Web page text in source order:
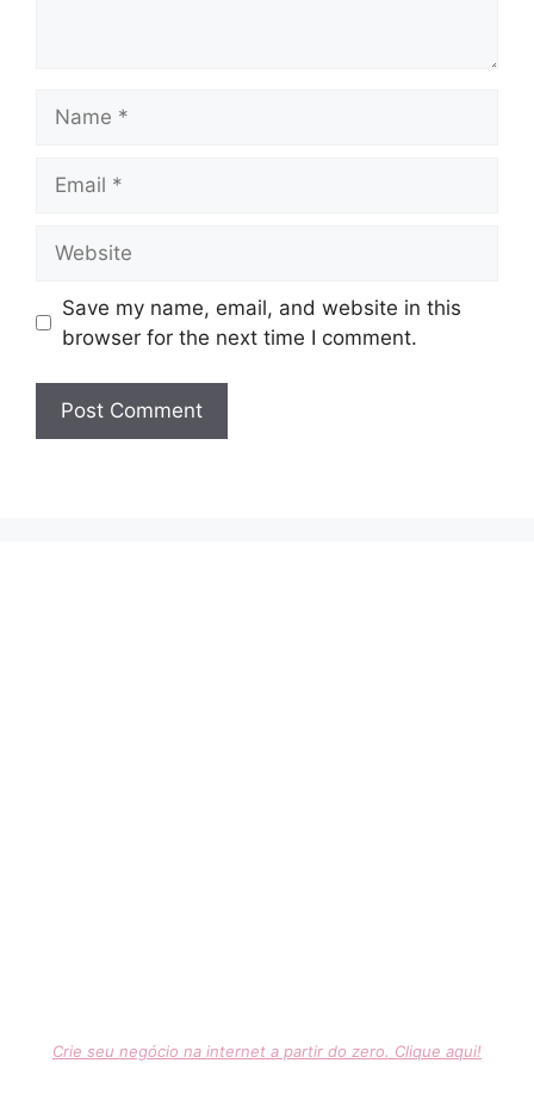
Save my name, email, and website in this
browser for the next time I comment.
Crie seu negócio na internet a partir do zero. Clique aqui!